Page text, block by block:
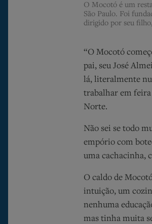
O Mocotó é um
São Paulo. Foi
dirigido por seu
“O Mocotó
pai, seu José
lá, literalmente
trabalhar em feira
Norte.
Não sei se todo
empório com
uma cachacinha,
O caldo de
intuição, um
nenhuma
mas tinha muita